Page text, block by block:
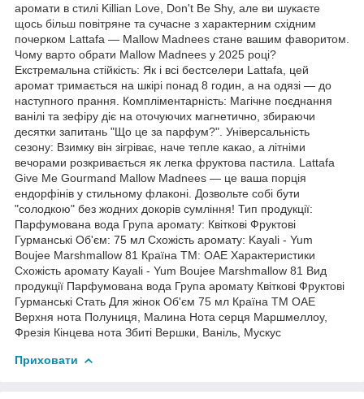
аромати в стилі Killian Love, Don't Be Shy, але ви шукаєте
щось більш повітряне та сучасне з характерним східним
почерком Lattafa — Mallow Madnees стане вашим фаворитом.
Чому варто обрати Mallow Madnees у 2025 році?
Екстремальна стійкість: Як і всі бестселери Lattafa, цей
аромат тримається на шкірі понад 8 годин, а на одязі — до
наступного прання. Компліментарність: Магічне поєднання
ванілі та зефіру діє на оточуючих магнетично, збираючи
десятки запитань "Що це за парфум?". Універсальність
сезону: Взимку він зігріває, наче тепле какао, а літніми
вечорами розкривається як легка фруктова пастила. Lattafa
Give Me Gourmand Mallow Madnees — це ваша порція
ендорфінів у стильному флаконі. Дозвольте собі бути
"солодкою" без жодних докорів сумління! Тип продукції:
Парфумована вода Група аромату: Квіткові Фруктові
Гурманські Об'єм: 75 мл Схожість аромату: Kayali - Yum
Boujee Marshmallow 81 Країна ТМ: ОАЕ Характеристики
Схожість аромату Kayali - Yum Boujee Marshmallow 81 Вид
продукції Парфумована вода Група аромату Квіткові Фруктові
Гурманські Стать Для жінок Об'єм 75 мл Країна ТМ ОАЕ
Верхня нота Полуниця, Малина Нота серця Маршмеллоу,
Фрезія Кінцева нота Збиті Вершки, Ваніль, Мускус
Приховати